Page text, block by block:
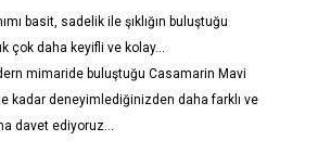
basit, sadelik ile şıklığın buluştuğu
çok daha keyifli ve kolay…
mimaride buluştuğu Casamarin Mavi
kadar deneyimlediğinizden daha farklı ve
davet ediyoruz…